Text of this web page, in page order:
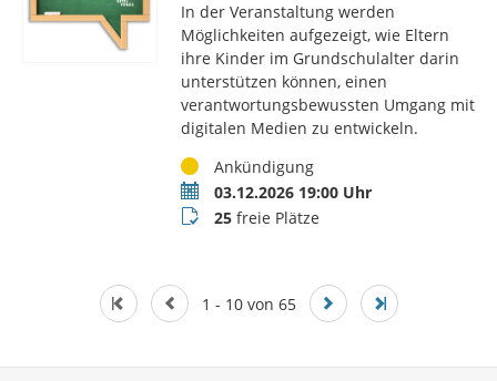
In der Veranstaltung werden
Möglichkeiten aufgezeigt, wie Eltern
ihre Kinder im Grundschulalter darin
unterstützen können, einen
verantwortungsbewussten Umgang mit
digitalen Medien zu entwickeln.
StatusAnkündigung
Termin03.12.2026 19:00 Uhr
Buchungsstatus
25freie Plätze
1 - 10 von 65